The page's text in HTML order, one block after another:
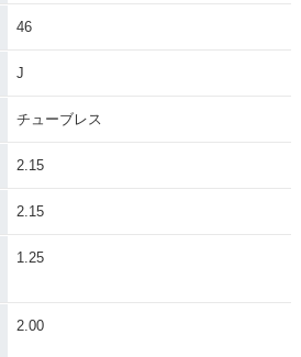
46
J
チューブレス
2.15
2.15
1.25
2.00